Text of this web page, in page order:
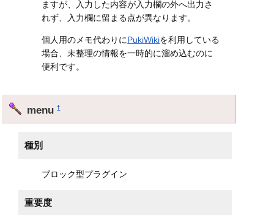
ますが、入力した内容が入力欄の外へ出力さ
れず、入力欄に留まる点が異なります。
個人用のメモ代わりにPukiWikiを利用している
場合、未整理の情報を一時的に溜め込むのに
便利です。
menu†
種別
ブロック型プラグイン
重要度